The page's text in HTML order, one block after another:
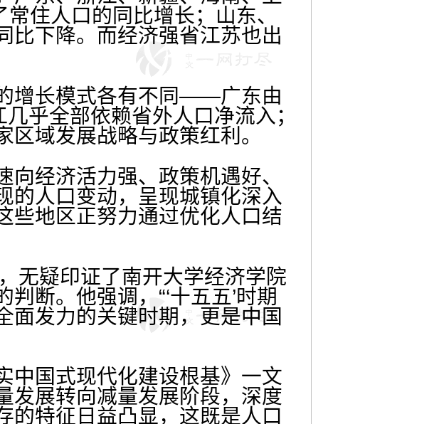
住人口的同比增长；山东、
比下降。而经济强省江苏也出
增长模式各有不同——广东由
乎全部依赖省外人口净流入；
域发展战略与政策红利。
经济活力强、政策机遇好、
的人口变动，呈现城镇化深入
些地区正努力通过优化人口结
无疑印证了南开大学经济学院
断。他强调，“‘十五五’时期
面发力的关键时期，更是中国
中国式现代化建设根基》一文
发展转向减量发展阶段，深度
的特征日益凸显，这既是人口